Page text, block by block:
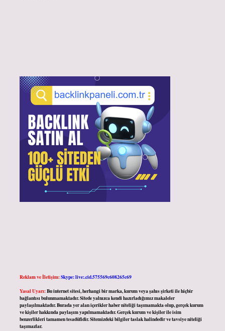
Reklam ve İletişim:Skype: live:.cid.575569c608265c69
Yasal Uyarı:Bu internet sitesi, herhangi bir marka, kurum veya şahıs şirketi ile hiçbir
bağlantısı bulunmamaktadır. Sitede yalnızca kendi hazırladığımız makaleler
paylaşılmaktadır. Burada yer alan içerikler haber niteliği taşımamakta olup, gerçek kurum
ve kişiler hakkında paylaşım yapılmamaktadır. Gerçek kurum ve kişiler ile isim
benzerlikleri tamamen tesadüfidir. Sitemizdeki bilgiler taslak halindedir ve tavsiye niteliği
taşımazlar.